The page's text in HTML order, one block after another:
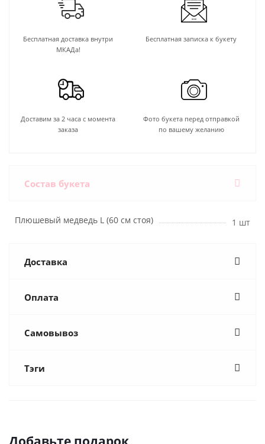
Бесплатная доставка внутри
МКАДа!
Бесплатная записка к букету
Доставим за 2 часа с момента
заказа
Фото букета перед отправкой
по вашему желанию
Состав букета
Плюшевый медведь L (60 см стоя) 1 шт
Доставка
Оплата
Самовывоз
Тэги